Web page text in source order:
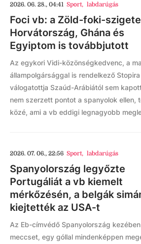
2026. 06. 28., 04:41 Sport, labdarúgás
Foci vb: a Zöld-foki-
Horvátország, Ghána és
Egyiptom is továbbjutott
Az egykori Vidi-közönségkedvenc, a
állampolgársággal is rendelkező
válogatottja Szaúd-Arábiától sem
nem szerzett pontot a spanyolok ellen,
közé, ami a vb eddigi legnagyobb
2026. 07. 06., 22:56 Sport, labdarúgás
Spanyolország legyőzte
Portugáliát a vb kiemelt
mérkőzésén, a belgák
kiejtették az USA-t
Az Eb-címvédő Spanyolország
meccset, egy góllal mindenképpen